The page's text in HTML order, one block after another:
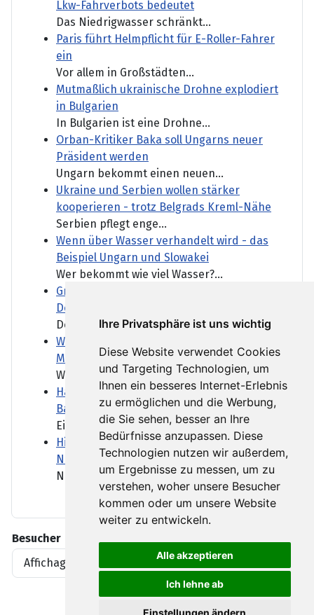
Ihre Privatsphäre ist uns wichtig
Diese Website verwendet Cookies
und Targeting Technologien, um
Ihnen ein besseres Internet-Erlebnis
zu ermöglichen und die Werbung,
die Sie sehen, besser an Ihre
Bedürfnisse anzupassen. Diese
Technologien nutzen wir außerdem,
um Ergebnisse zu messen, um zu
verstehen, woher unsere Besucher
kommen oder um unsere Website
weiter zu entwickeln.
Alle akzeptieren
Ich lehne ab
Einstellungen ändern
Lkw-Fahrverbots bedeutet
Das Niedrigwasser schränkt...
Paris führt Helmpflicht für E-Roller-Fahrer
ein
Vor allem in Großstädten...
Mutmaßlich ukrainische Drohne explodiert
in Bulgarien
In Bulgarien ist eine Drohne...
Orban-Kritiker Baka soll Ungarns neuer
Präsident werden
Ungarn bekommt einen neuen...
Ukraine und Serbien wollen stärker
kooperieren - trotz Belgrads Kreml-Nähe
Serbien pflegt enge...
Wenn über Wasser verhandelt wird - das
Beispiel Ungarn und Slowakei
Wer bekommt wie viel Wasser?...
Großer Zulauf auch bei kleineren CSD-
Demos
Deutlich mehr Menschen als...
Was das Bankensterben für Kunden und
Mittelstand heißt
Wenn die Hausbank schließt,...
Hai-Sichtungen vor New York trüben den
Badespaß
Ein Hai-Biss vor New Yorks...
Himalaya: Fünf vermisste Bergsteiger tot in
Nepal gefunden
Neun Monate lagen die...
Besucher
Affichages d'articles